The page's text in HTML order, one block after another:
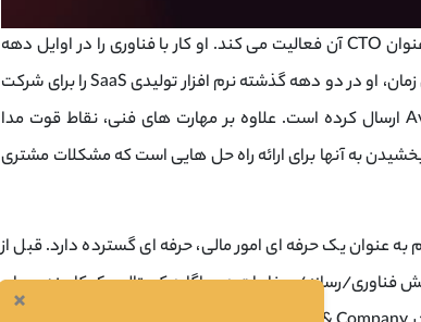
مدا یکی از بنیانگذاران CasperLabs است و به عنوان CTO آن فعالیت می کند. او کار با فناوری را در اوایل دهه
80 آغاز کرد و در زیر زمین خود رایانه سا خت. از آن زمان، او در دو دهه گذشته نرم افزار تولیدی SaaS را برای شرکت
های بزرگی مانند Adobe، Omniture و Avalara ارسال کرده است. علاوه بر مهارت های فنی، نقاط قوت مدا
به آنها برای ارائه راه حل هایی است که مشکلات مشتری
عنوان یک حرفه ای امور مالی، حرفه ای گسترده دارد. قبل از
رسانه/ مخابرات در ساگارد کپیتال، یک کارمند سهام
×